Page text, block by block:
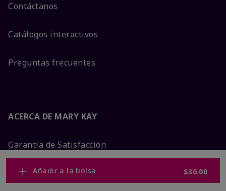
Añadir a la bolsa $30.00
Contáctanos
Catálogos interactivos
Preguntas frecuentes
ACERCA DE MARY KAY
Garantía de Satisfacción
Sobre Mary Kay